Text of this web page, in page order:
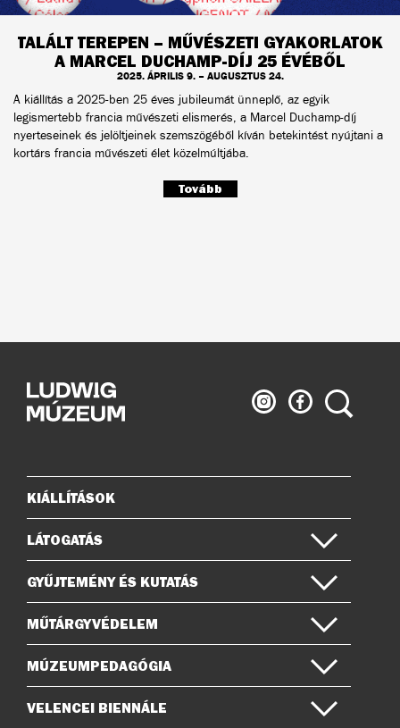
TALÁLT TEREPEN – MŰVÉSZETI GYAKORLATOK
A MARCEL DUCHAMP-DÍJ 25 ÉVÉBŐL
2025. ÁPRILIS 9. – AUGUSZTUS 24.
A kiállítás a 2025-ben 25 éves jubileumát ünneplő, az egyik
legismertebb francia művészeti elismerés, a Marcel Duchamp-díj
nyerteseinek és jelöltjeinek szemszögéből kíván betekintést nyújtani a
kortárs francia művészeti élet közelmúltjába.
Tovább
Ludwig
Múzeum
Ludwig
Múzeum
Keresés
Oldaltérkép
KIÁLLÍTÁSOK
LÁTOGATÁS
GYŰJTEMÉNY ÉS KUTATÁS
MŰTÁRGYVÉDELEM
MÚZEUMPEDAGÓGIA
VELENCEI BIENNÁLE